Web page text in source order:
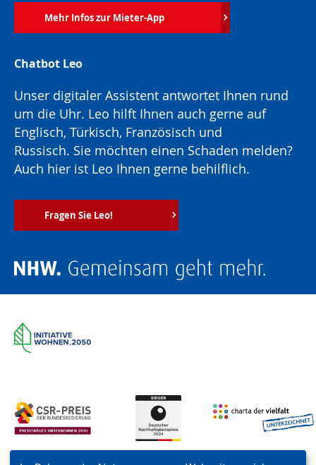
Mehr Infos zur Mieter-App
Chatbot Leo
Unser digitaler Assistent antwortet Ihnen rund
um die Uhr. Leo hilft Ihnen auch gerne auf
Englisch, Türkisch, Französisch und
Russisch. Sie möchten einen Schaden melden?
Auch hier ist Leo Ihnen gerne behilflich.
Fragen Sie Leo!